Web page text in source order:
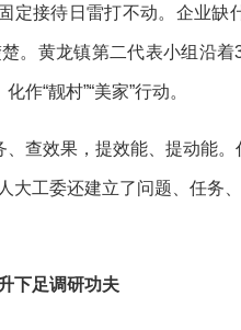
定接待日雷打不动。企业
。黄龙镇第二代表小组沿
作“靓村”“美家”行动。
、查效果，提效能、提动能
大工委还建立了问题、任务
下足调研功夫